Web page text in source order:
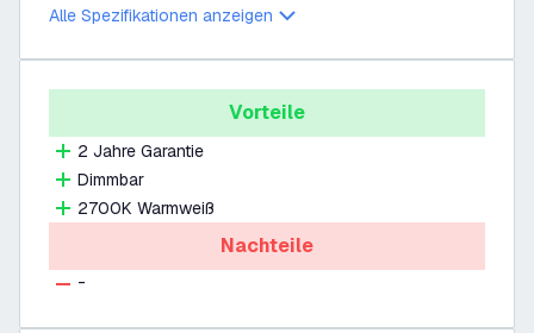
Alle Spezifikationen anzeigen
Vorteile
2 Jahre Garantie
Dimmbar
2700K Warmweiß
Nachteile
-